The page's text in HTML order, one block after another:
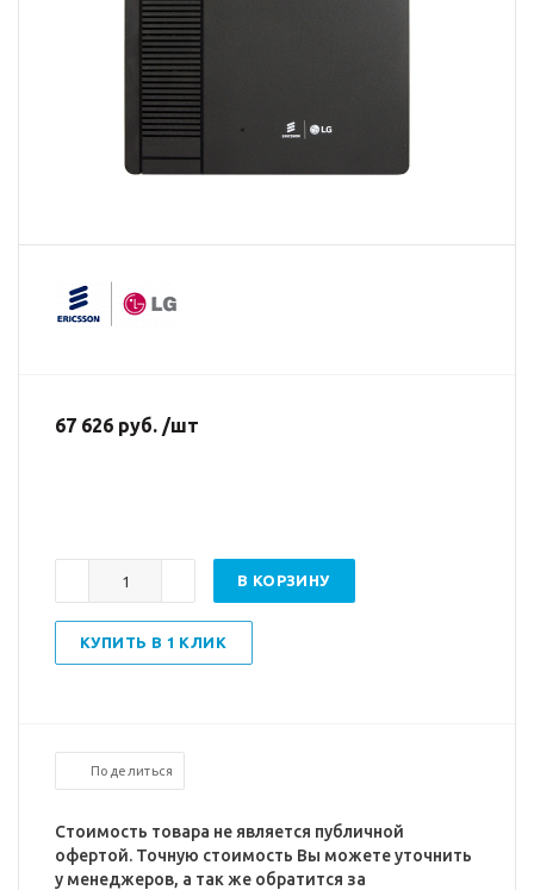
67 626 руб. /шт
В КОРЗИНУ
КУПИТЬ В 1 КЛИК
Поделиться
Стоимость товара не является публичной
офертой. Точную стоимость Вы можете уточнить
у менеджеров, а так же обратится за